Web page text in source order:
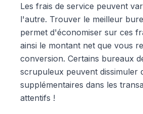
Les frais de service peuvent
l'autre. Trouver le meilleur
permet d'économiser sur ces
ainsi le montant net que vous
conversion. Certains bureaux
scrupuleux peuvent dissimuler
supplémentaires dans les
attentifs !